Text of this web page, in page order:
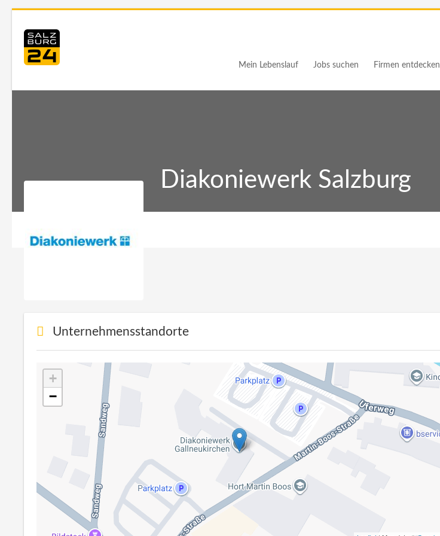
Mein Lebenslauf Jobs suchen Firmen entdecken
Diakoniewerk Salzburg
Unternehmensstandorte
+
−